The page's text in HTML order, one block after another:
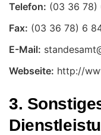
Telefon:
Fax:
E-Mail:
Webseite: http://
3.